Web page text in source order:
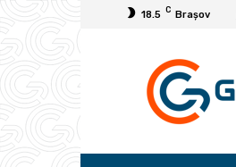
18.5 C Braşov